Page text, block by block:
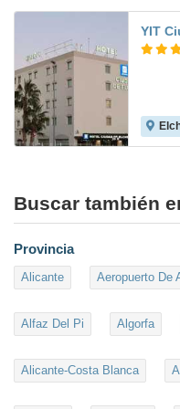
YIT
Buscar también
Provincia
Alicante Aeropuerto De
Alfaz Del Pi Algorfa
Alicante-Costa Blanca